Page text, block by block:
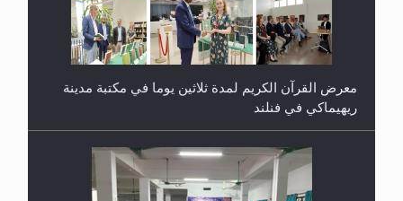
معرض القرآن الكريم لمدة ثلاثين يوما في مكتبة مدينة
ريهيماكي في فنلند